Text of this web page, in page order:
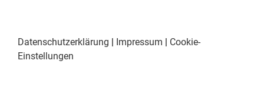
Datenschutzerklärung | Impressum | Cookie-
Einstellungen